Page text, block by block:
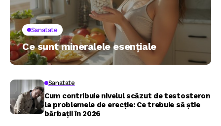
Sanatate
Ce sunt mineralele esențiale
Sanatate
Cum contribuie nivelul scăzut de testosteron
la problemele de erecție: Ce trebuie să știe
bărbații în 2026